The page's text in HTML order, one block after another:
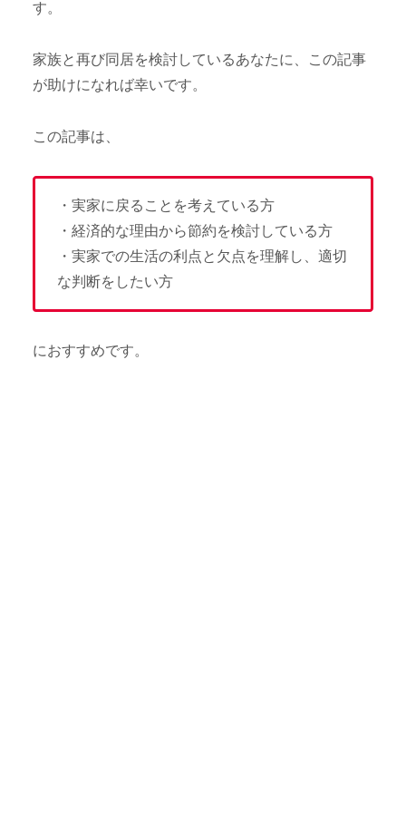
す。
家族と再び同居を検討しているあなたに、この記事
が助けになれば幸いです。
この記事は、
・実家に戻ることを考えている方
・経済的な理由から節約を検討している方
・実家での生活の利点と欠点を理解し、適切
な判断をしたい方
におすすめです。